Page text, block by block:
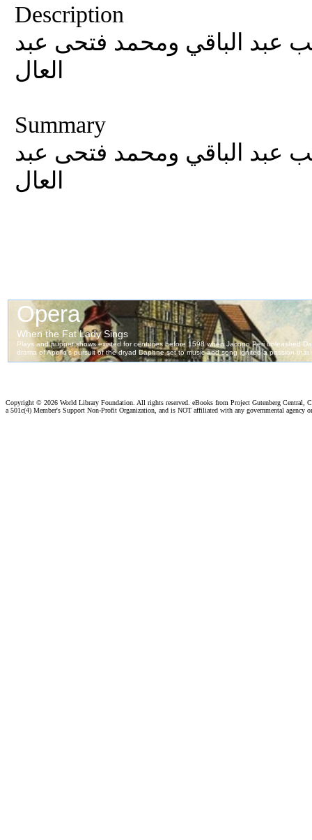
Description
عبد الباقي ومحمد فتحى عبد
العال
Summary
عبد الباقي ومحمد فتحى عبد
العال
Copyright © 2026 World Library Foundation. All rights reserved. eBooks from Project Gutenberg Central,
a 501c(4) Member's Support Non-Profit Organization, and is NOT affiliated with any governmental agency